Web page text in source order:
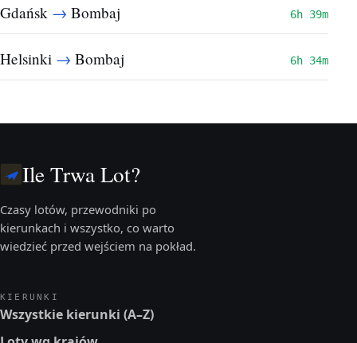
Gdańsk → Bombaj 6h 39m
Helsinki → Bombaj 6h 34m
Ile Trwa Lot?
Czasy lotów, przewodniki po
kierunkach i wszystko, co warto
wiedzieć przed wejściem na pokład.
KIERUNKI
Wszystkie kierunki (A–Z)